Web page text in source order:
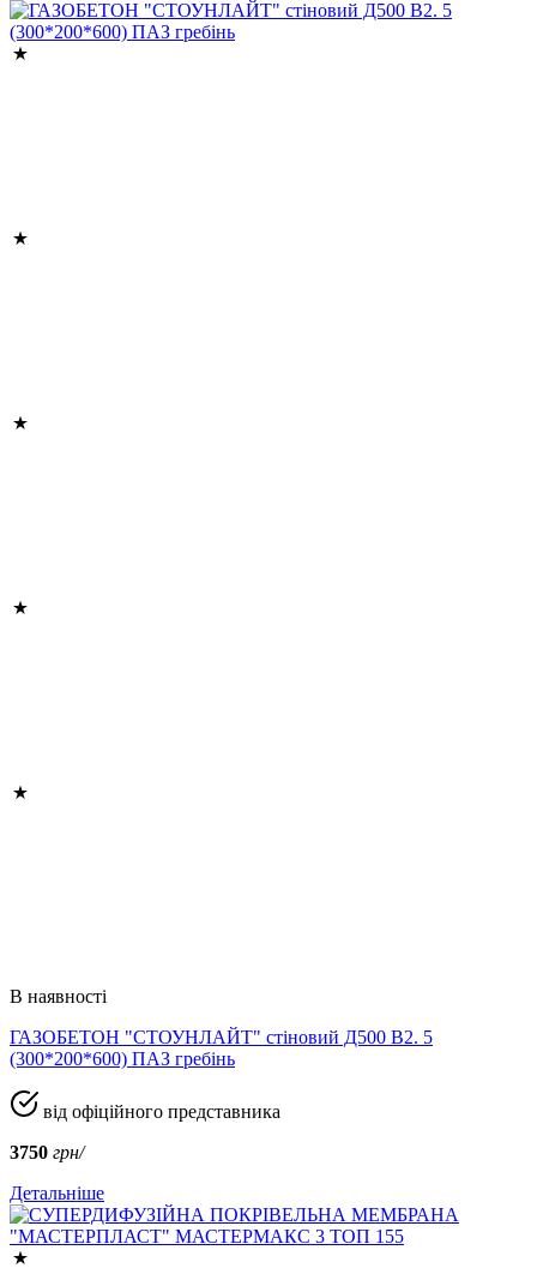
В наявності
ГАЗОБЕТОН "СТОУНЛАЙТ" стіновий Д500 В2. 5
(300*200*600) ПАЗ гребінь
від офіційного представника
3750 грн/
Детальніше